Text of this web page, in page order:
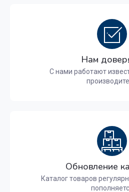
Нам
С нами работают
Обновление
Каталог товаров